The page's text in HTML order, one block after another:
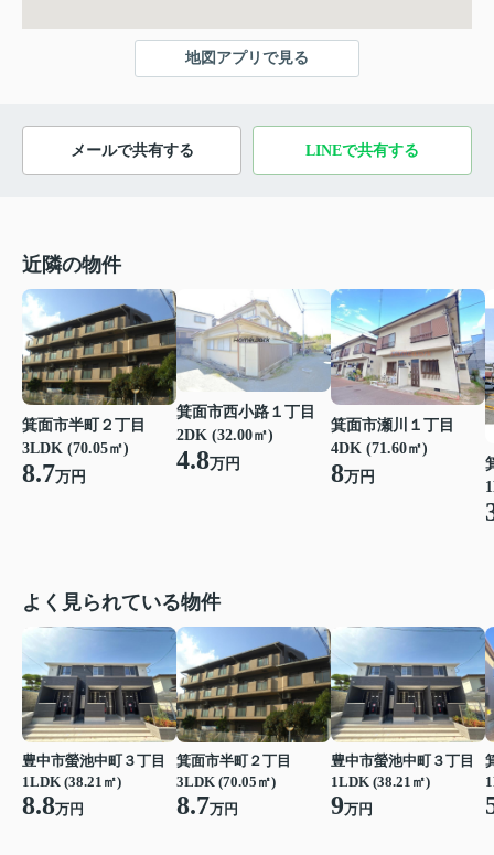
地図アプリで見る
メールで共有する LINEで共有する
近隣の物件
箕面市半町２丁目
3LDK (70.05㎡)
8.7万円
箕面市西小路１丁目
2DK (32.00㎡)
4.8万円
箕面市瀬川１丁目
4DK (71.60㎡)
8万円
よく見られている物件
豊中市螢池中町３丁目
1LDK (38.21㎡)
8.8万円
箕面市半町２丁目
3LDK (70.05㎡)
8.7万円
豊中市螢池中町３丁目
1LDK (38.21㎡)
9万円